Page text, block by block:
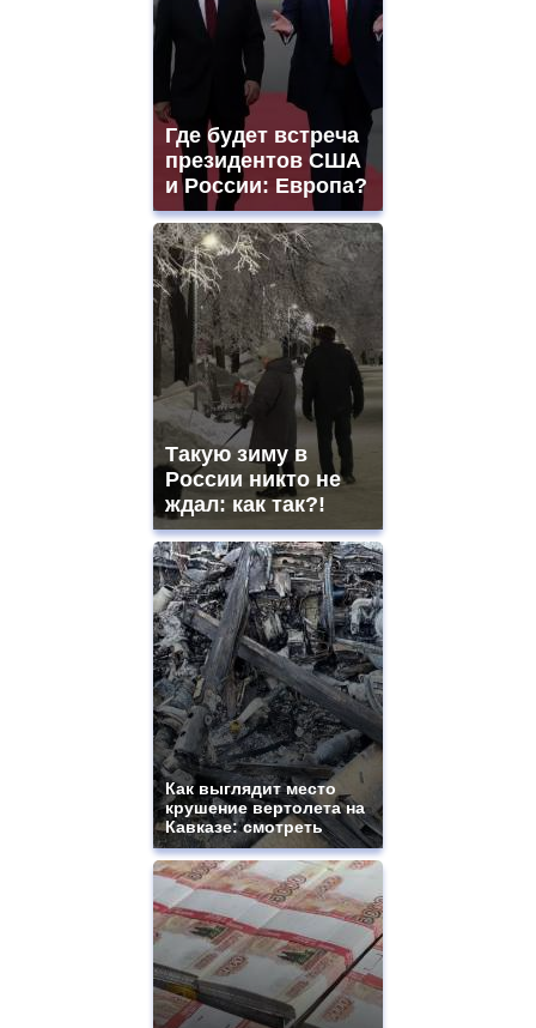
Где будет встреча
президентов США
и России: Европа?
Такую зиму в
России никто не
ждал: как так?!
Как выглядит место
крушение вертолета на
Кавказе: смотреть